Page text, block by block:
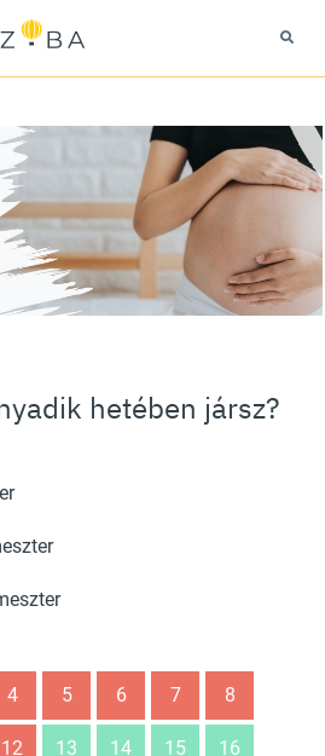
hetében jársz?
4 5 6 7 8
12 13 14 15 16